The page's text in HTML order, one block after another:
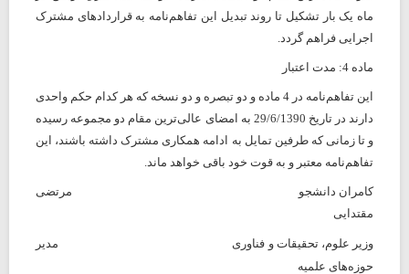
ماه یک بار تشکیل تا روند تبدیل این تفاهم‌نامه به قراردادهای مشترک
اجرایی فراهم گردد.
ماده 4: مدت اعتبار
این تفاهم‌نامه در 4 ماده و دو تبصره و دو نسخه که هر کدام حکم واحدی
دارند در تاریخ 29/6/1390 به امضای عالی‌ترین مقام دو مجموعه رسیده
و تا زمانی که طرفین تمایل به ادامه همکاری مشترک داشته باشند، این
تفاهم‌نامه معتبر و به قوت خود باقی خواهد ماند.
کامران دانشجو
مرتضی
مقتدایی
وزیر علوم، تحقیقات و فناوری
مدیر
حوزه‌های علمیه